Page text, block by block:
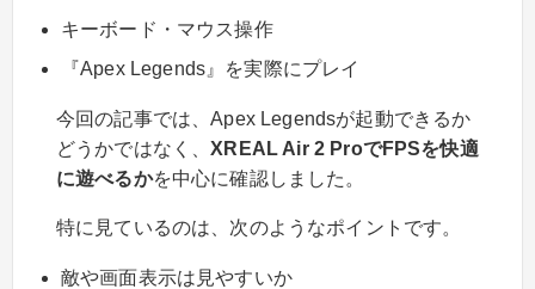
キーボード・マウス操作
『Apex Legends』を実際にプレイ
今回の記事では、Apex Legendsが起動できるか
どうかではなく、XREAL Air 2 ProでFPSを快適
に遊べるかを中心に確認しました。
特に見ているのは、次のようなポイントです。
敵や画面表示は見やすいか